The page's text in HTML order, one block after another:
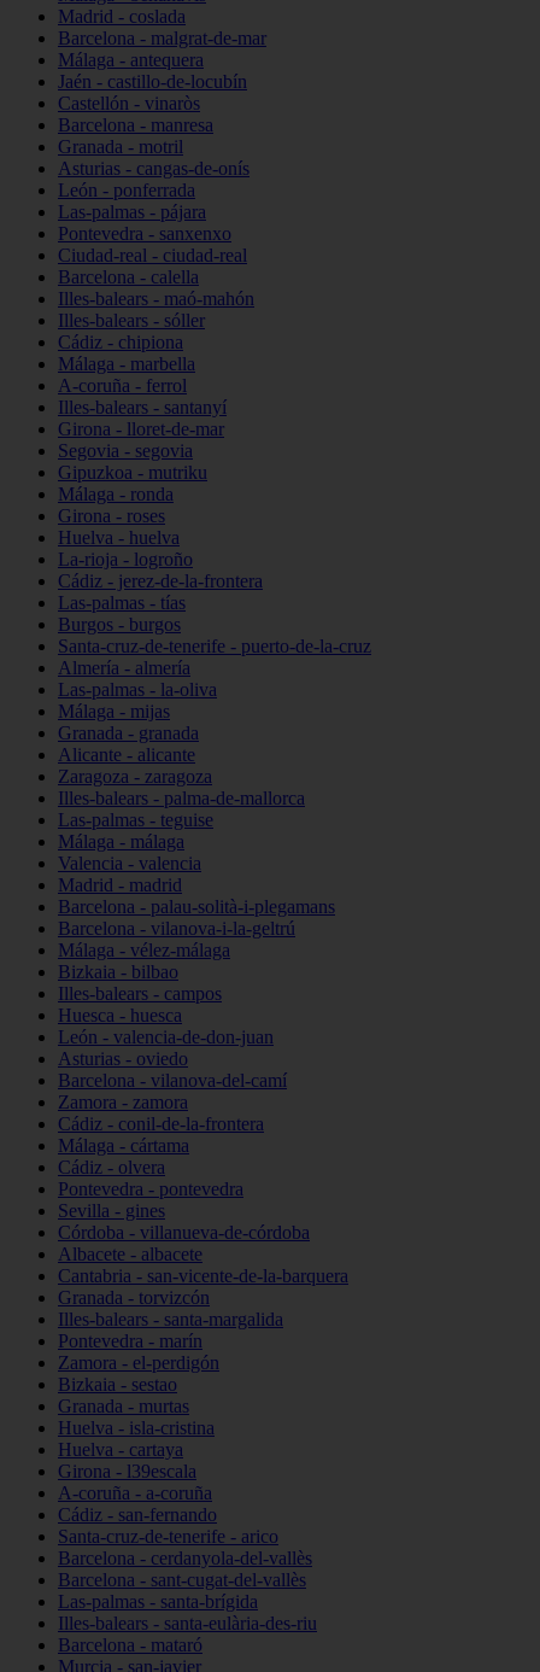
Madrid - coslada
Barcelona - malgrat-de-mar
Málaga - antequera
Jaén - castillo-de-locubín
Castellón - vinaròs
Barcelona - manresa
Granada - motril
Asturias - cangas-de-onís
León - ponferrada
Las-palmas - pájara
Pontevedra - sanxenxo
Ciudad-real - ciudad-real
Barcelona - calella
Illes-balears - maó-mahón
Illes-balears - sóller
Cádiz - chipiona
Málaga - marbella
A-coruña - ferrol
Illes-balears - santanyí
Girona - lloret-de-mar
Segovia - segovia
Gipuzkoa - mutriku
Málaga - ronda
Girona - roses
Huelva - huelva
La-rioja - logroño
Cádiz - jerez-de-la-frontera
Las-palmas - tías
Burgos - burgos
Santa-cruz-de-tenerife - puerto-de-la-cruz
Almería - almería
Las-palmas - la-oliva
Málaga - mijas
Granada - granada
Alicante - alicante
Zaragoza - zaragoza
Illes-balears - palma-de-mallorca
Las-palmas - teguise
Málaga - málaga
Valencia - valencia
Madrid - madrid
Barcelona - palau-solità-i-plegamans
Barcelona - vilanova-i-la-geltrú
Málaga - vélez-málaga
Bizkaia - bilbao
Illes-balears - campos
Huesca - huesca
León - valencia-de-don-juan
Asturias - oviedo
Barcelona - vilanova-del-camí
Zamora - zamora
Cádiz - conil-de-la-frontera
Málaga - cártama
Cádiz - olvera
Pontevedra - pontevedra
Sevilla - gines
Córdoba - villanueva-de-córdoba
Albacete - albacete
Cantabria - san-vicente-de-la-barquera
Granada - torvizcón
Illes-balears - santa-margalida
Pontevedra - marín
Zamora - el-perdigón
Bizkaia - sestao
Granada - murtas
Huelva - isla-cristina
Huelva - cartaya
Girona - l39escala
A-coruña - a-coruña
Cádiz - san-fernando
Santa-cruz-de-tenerife - arico
Barcelona - cerdanyola-del-vallès
Barcelona - sant-cugat-del-vallès
Las-palmas - santa-brígida
Illes-balears - santa-eulària-des-riu
Barcelona - mataró
Murcia - san-javier